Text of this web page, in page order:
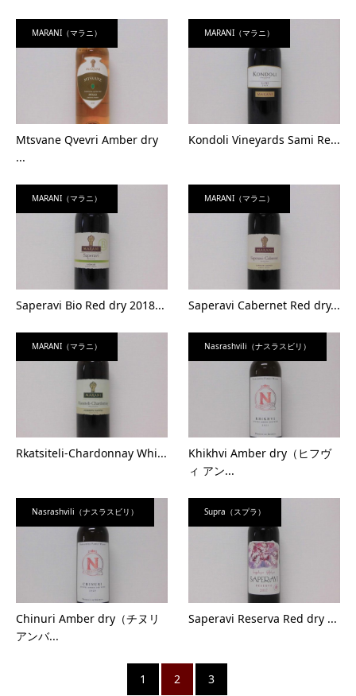
MARANI（マラニ）
Mtsvane Qvevri Amber dry
...
MARANI（マラニ）
Kondoli Vineyards Sami Re...
MARANI（マラニ）
Saperavi Bio Red dry 2018...
MARANI（マラニ）
Saperavi Cabernet Red dry...
MARANI（マラニ）
Rkatsiteli-Chardonnay Whi...
Nasrashvili（ナスラスビリ）
Khikhvi Amber dry（ヒフヴ
ィ アン...
Nasrashvili（ナスラスビリ）
Chinuri Amber dry（チヌリ
アンバ...
Supra（スプラ）
Saperavi Reserva Red dry ...
1 2 3